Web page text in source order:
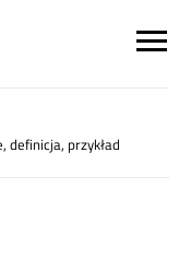
definicja, przykład